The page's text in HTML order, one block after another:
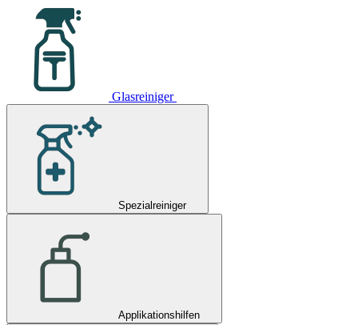
Glasreiniger
Spezialreiniger
Applikationshilfen